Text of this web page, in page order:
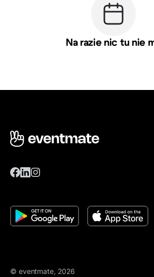
Na razie nic tu nie
© eventmate, 2026